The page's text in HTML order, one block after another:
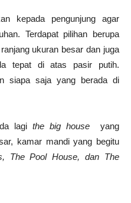
kepada pengunjung agar
Terdapat pilihan berupa
ukuran besar dan juga
tepat di atas pasir putih.
siapa saja yang berada di
lagi the big house
yang
kamar mandi yang begitu
The Pool House, dan The